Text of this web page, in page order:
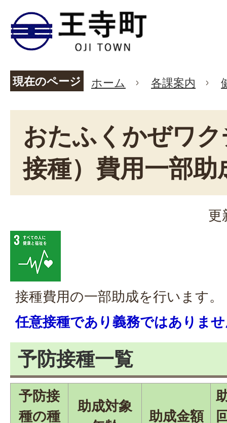
現在のページ ホーム 各課案内
おたふくかぜワ
接種）費用一部助
更
接種費用の一部助成を行います。
任意接種であり義務ではありま
予防接種一覧
予防接
種の種
助成対象
助成金額